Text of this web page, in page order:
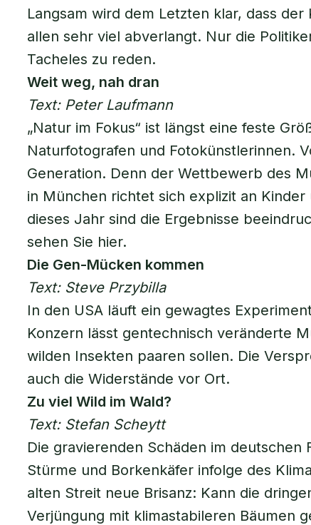
Langsam wird dem Letzten klar, dass
allen sehr viel abverlangt. Nur die
Tacheles zu reden.
Weit weg, nah dran
Text: Peter Laufmann
„Natur im Fokus“ ist längst eine feste
Naturfotografen und Fotokünstlerinnen.
Generation. Denn der Wettbewerb des
in München richtet sich explizit an
dieses Jahr sind die Ergebnisse
sehen Sie hier.
Die Gen-Mücken kommen
Text: Steve Przybilla
In den USA läuft ein gewagtes
Konzern lässt gentechnisch veränderte
wilden Insekten paaren sollen. Die
auch die Widerstände vor Ort.
Zu viel Wild im Wald?
Text: Stefan Scheytt
Die gravierenden Schäden im deutschen
Stürme und Borkenkäfer infolge des
alten Streit neue Brisanz: Kann die
Verjüngung mit klimastabileren Bäumen